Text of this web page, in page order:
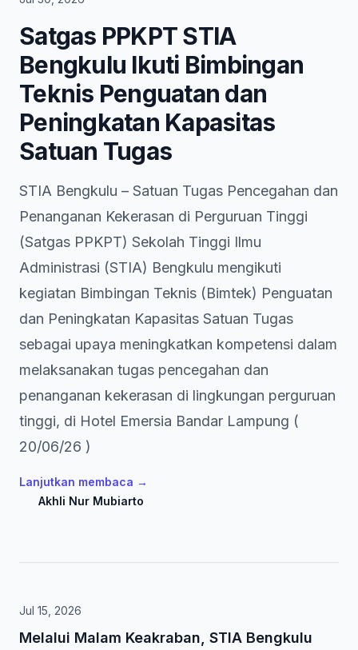
Satgas PPKPT STIA
Bengkulu Ikuti Bimbingan
Teknis Penguatan dan
Peningkatan Kapasitas
Satuan Tugas
STIA Bengkulu – Satuan Tugas Pencegahan dan
Penanganan Kekerasan di Perguruan Tinggi
(Satgas PPKPT) Sekolah Tinggi Ilmu
Administrasi (STIA) Bengkulu mengikuti
kegiatan Bimbingan Teknis (Bimtek) Penguatan
dan Peningkatan Kapasitas Satuan Tugas
sebagai upaya meningkatkan kompetensi dalam
melaksanakan tugas pencegahan dan
penanganan kekerasan di lingkungan perguruan
tinggi, di Hotel Emersia Bandar Lampung (
20/06/26 )
Lanjutkan membaca →
Akhli Nur Mubiarto
Jul 15, 2026
Melalui Malam Keakraban, STIA Bengkulu